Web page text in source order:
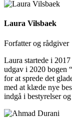
Laura Vilsbaek
Forfatter og rådgiver
Laura startede i
udgav i 2020 bogen
for at sprede det
med at klæde nye
indgå i bestyrelser